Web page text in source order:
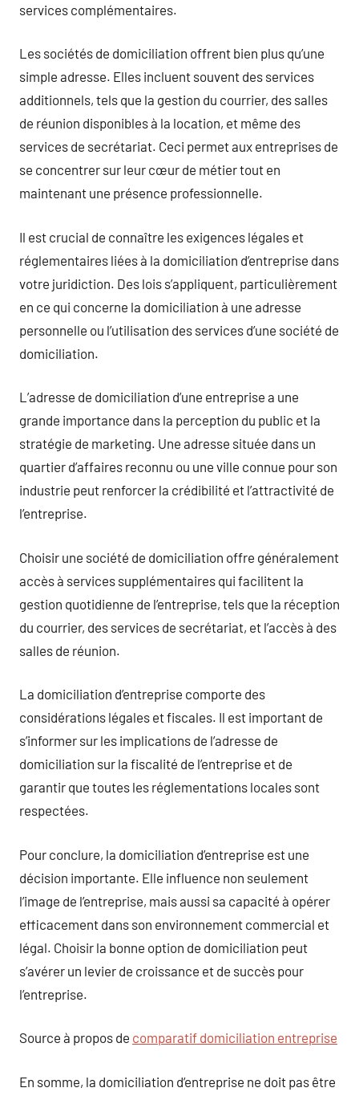
services complémentaires.
Les sociétés de domiciliation offrent bien plus qu’une
simple adresse. Elles incluent souvent des services
additionnels, tels que la gestion du courrier, des salles
de réunion disponibles à la location, et même des
services de secrétariat. Ceci permet aux entreprises de
se concentrer sur leur cœur de métier tout en
maintenant une présence professionnelle.
Il est crucial de connaître les exigences légales et
réglementaires liées à la domiciliation d’entreprise dans
votre juridiction. Des lois s’appliquent, particulièrement
en ce qui concerne la domiciliation à une adresse
personnelle ou l’utilisation des services d’une société de
domiciliation.
L’adresse de domiciliation d’une entreprise a une
grande importance dans la perception du public et la
stratégie de marketing. Une adresse située dans un
quartier d’affaires reconnu ou une ville connue pour son
industrie peut renforcer la crédibilité et l’attractivité de
l’entreprise.
Choisir une société de domiciliation offre généralement
accès à services supplémentaires qui facilitent la
gestion quotidienne de l’entreprise, tels que la réception
du courrier, des services de secrétariat, et l’accès à des
salles de réunion.
La domiciliation d’entreprise comporte des
considérations légales et fiscales. Il est important de
s’informer sur les implications de l’adresse de
domiciliation sur la fiscalité de l’entreprise et de
garantir que toutes les réglementations locales sont
respectées.
Pour conclure, la domiciliation d’entreprise est une
décision importante. Elle influence non seulement
l’image de l’entreprise, mais aussi sa capacité à opérer
efficacement dans son environnement commercial et
légal. Choisir la bonne option de domiciliation peut
s’avérer un levier de croissance et de succès pour
l’entreprise.
Source à propos de comparatif domiciliation entreprise
En somme, la domiciliation d’entreprise ne doit pas être